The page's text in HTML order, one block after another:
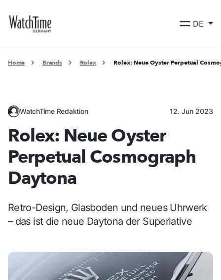
DE
Home Brands Rolex Rolex: Neue Oyster Perpetual
WatchTime Redaktion 12. Jun 2023
Rolex: Neue Oyster
Perpetual Cosmograph
Daytona
Retro-Design, Glasboden und neues Uhrwerk
– das ist die neue Daytona der Superlative